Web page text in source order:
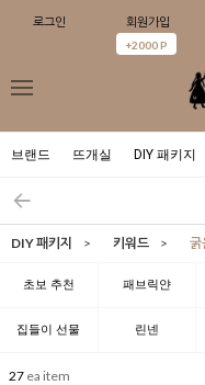
로그인 회원가입
+2000 P
브랜드 뜨개실 DIY 패키지
DIY 패키지 > 키워드 > 굵
초보 추천 패브릭얀
집들이 선물 린넨
27 ea item